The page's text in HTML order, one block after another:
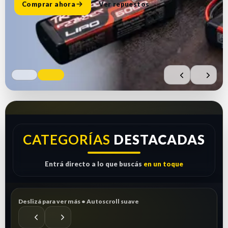
Comprar ahora Ver repuestos
CATEGORÍAS DESTACADAS
Entrá directo a lo que buscás en un toque
Deslizá para ver más • Autoscroll suave